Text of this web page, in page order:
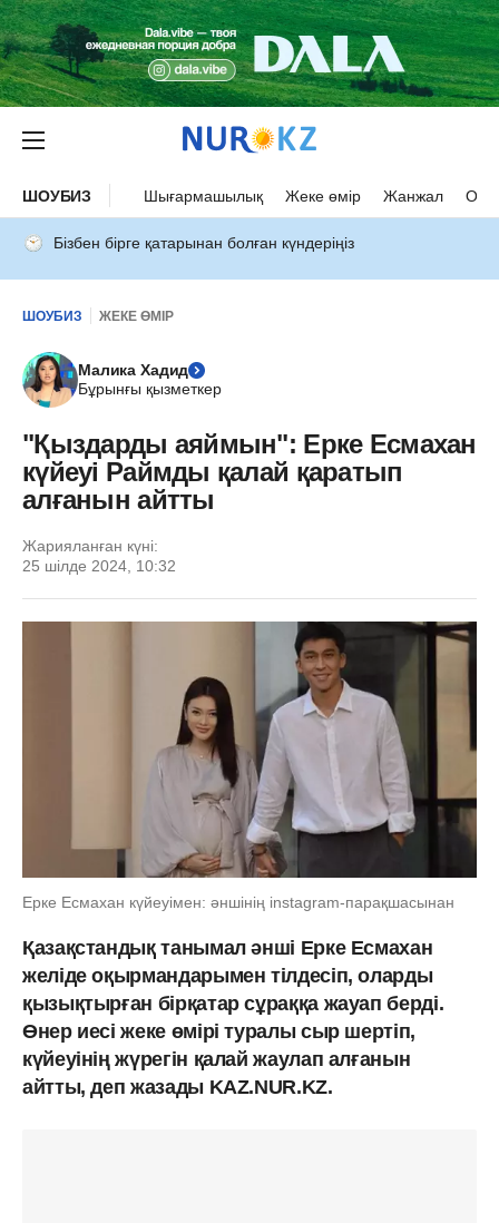
ШОУБИЗ Шығармашылық Жеке өмір Жанжал
Бізбен бірге қатарынан болған күндеріңіз
ШОУБИЗ ЖЕКЕ ӨМІР
Малика Хадид
Бұрынғы қызметкер
"Қыздарды аяймын": Ерке Есмахан
күйеуі Раймды қалай қаратып
алғанын айтты
Жарияланған күні:
25 шілде 2024, 10:32
Ерке Есмахан күйеуімен: әншінің instagram-парақшасынан
Қазақстандық танымал әнші Ерке Есмахан
желіде оқырмандарымен тілдесіп, оларды
қызықтырған бірқатар сұраққа жауап берді.
Өнер иесі жеке өмірі туралы сыр шертіп,
күйеуінің жүрегін қалай жаулап алғанын
айтты, деп жазады KAZ.NUR.KZ.